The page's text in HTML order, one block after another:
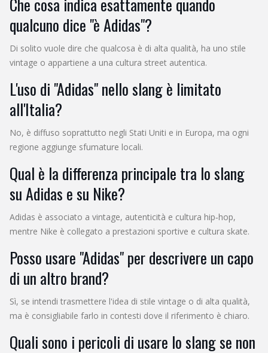
qualcuno dice "è Adidas"?
Di solito vuole dire che qualcosa è di alta qualità, ha uno stile
vintage o appartiene a una cultura street autentica.
L'uso di "Adidas" nello slang è limitato
all'Italia?
No, è diffuso soprattutto negli Stati Uniti e in Europa, ma ogni
regione aggiunge sfumature locali.
Qual è la differenza principale tra lo slang
su Adidas e su Nike?
Adidas è associato a vintage, autenticità e cultura hip‑hop,
mentre Nike è collegato a prestazioni sportive e cultura skate.
Posso usare "Adidas" per descrivere un capo
di un altro brand?
Sì, se intendi trasmettere l'idea di stile vintage o di alta qualità,
ma è consigliabile farlo in contesti dove il riferimento è chiaro.
Quali sono i pericoli di usare lo slang se non